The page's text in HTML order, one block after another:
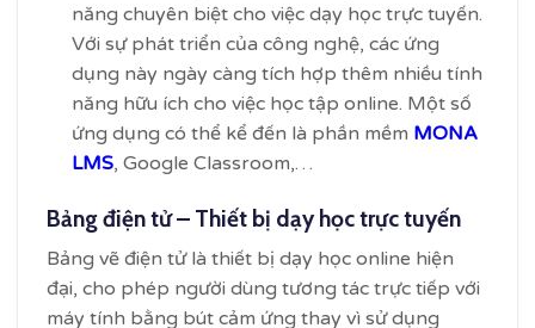
năng chuyên biệt cho việc dạy học trực tuyến.
Với sự phát triển của công nghệ, các ứng
dụng này ngày càng tích hợp thêm nhiều tính
năng hữu ích cho việc học tập online. Một số
ứng dụng có thể kể đến là phần mềm MONA
LMS, Google Classroom,…
Bảng điện tử – Thiết bị dạy học trực tuyến
Bảng vẽ điện tử là thiết bị dạy học online hiện
đại, cho phép người dùng tương tác trực tiếp với
máy tính bằng bút cảm ứng thay vì sử dụng